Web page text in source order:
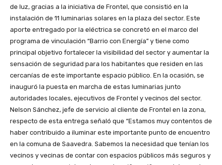
de luz, gracias a la iniciativa de Frontel, que consistió en la
instalación de 11 luminarias solares en la plaza del sector. Este
aporte entregado por la eléctrica se concretó en el marco del
programa de vinculación “Barrio con Energía” y tiene como
principal objetivo fortalecer la visibilidad del sector y aumentar la
sensación de seguridad para los habitantes que residen en las
cercanías de este importante espacio público. En la ocasión, se
inauguró la puesta en marcha de estas luminarias junto
autoridades locales, ejecutivos de Frontel y vecinos del sector.
Nelson Sánchez, jefe de servicio al cliente de Frontel en la zona,
respecto de esta entrega señaló que “Estamos muy contentos de
haber contribuido a iluminar este importante punto de encuentro
en la comuna de Saavedra. Sabemos la necesidad que tenían los
vecinos y vecinas de contar con espacios públicos más seguros y